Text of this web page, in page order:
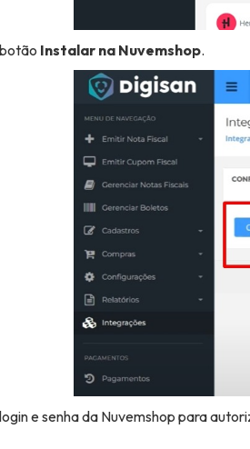
Instalar na Nuvemshop.
e senha da Nuvemshop para